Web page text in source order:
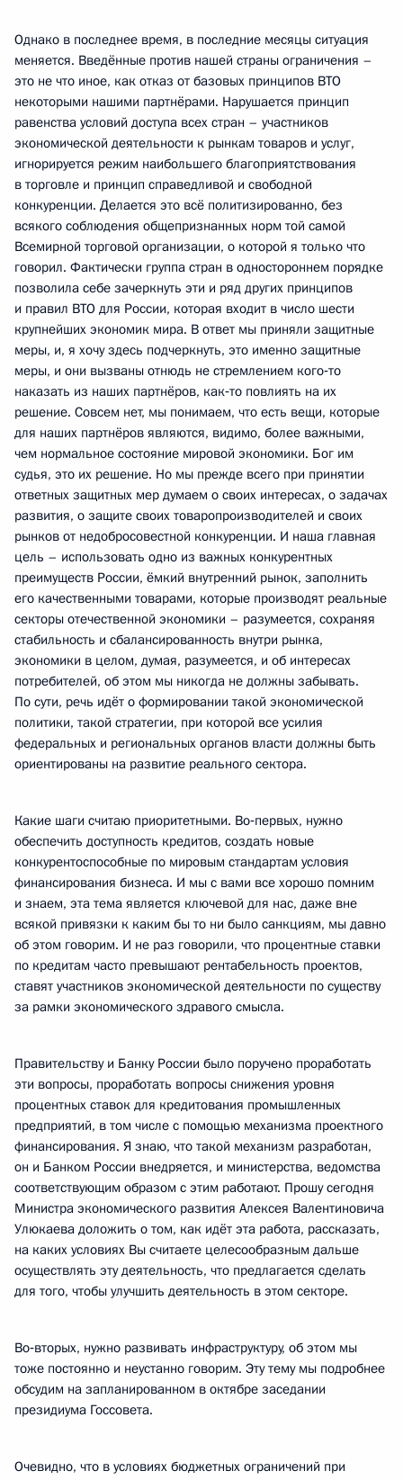
Однако в последнее время, в последние месяцы ситуация
меняется. Введённые против нашей страны ограничения –
это не что иное, как отказ от базовых принципов ВТО
некоторыми нашими партнёрами. Нарушается принцип
равенства условий доступа всех стран – участников
экономической деятельности к рынкам товаров и услуг,
игнорируется режим наибольшего благоприятствования
в торговле и принцип справедливой и свободной
конкуренции. Делается это всё политизированно, без
всякого соблюдения общепризнанных норм той самой
Всемирной торговой организации, о которой я только что
говорил. Фактически группа стран в одностороннем порядке
позволила себе зачеркнуть эти и ряд других принципов
и правил ВТО для России, которая входит в число шести
крупнейших экономик мира. В ответ мы приняли защитные
меры, и, я хочу здесь подчеркнуть, это именно защитные
меры, и они вызваны отнюдь не стремлением кого‑то
наказать из наших партнёров, как‑то повлиять на их
решение. Совсем нет, мы понимаем, что есть вещи, которые
для наших партнёров являются, видимо, более важными,
чем нормальное состояние мировой экономики. Бог им
судья, это их решение. Но мы прежде всего при принятии
ответных защитных мер думаем о своих интересах, о задачах
развития, о защите своих товаропроизводителей и своих
рынков от недобросовестной конкуренции. И наша главная
цель – использовать одно из важных конкурентных
преимуществ России, ёмкий внутренний рынок, заполнить
его качественными товарами, которые производят реальные
секторы отечественной экономики – разумеется, сохраняя
стабильность и сбалансированность внутри рынка,
экономики в целом, думая, разумеется, и об интересах
потребителей, об этом мы никогда не должны забывать.
По сути, речь идёт о формировании такой экономической
политики, такой стратегии, при которой все усилия
федеральных и региональных органов власти должны быть
ориентированы на развитие реального сектора.
Какие шаги считаю приоритетными. Во‑первых, нужно
обеспечить доступность кредитов, создать новые
конкурентоспособные по мировым стандартам условия
финансирования бизнеса. И мы с вами все хорошо помним
и знаем, эта тема является ключевой для нас, даже вне
всякой привязки к каким бы то ни было санкциям, мы давно
об этом говорим. И не раз говорили, что процентные ставки
по кредитам часто превышают рентабельность проектов,
ставят участников экономической деятельности по существу
за рамки экономического здравого смысла.
Правительству и Банку России было поручено проработать
эти вопросы, проработать вопросы снижения уровня
процентных ставок для кредитования промышленных
предприятий, в том числе с помощью механизма проектного
финансирования. Я знаю, что такой механизм разработан,
он и Банком России внедряется, и министерства, ведомства
соответствующим образом с этим работают. Прошу сегодня
Министра экономического развития Алексея Валентиновича
Улюкаева доложить о том, как идёт эта работа, рассказать,
на каких условиях Вы считаете целесообразным дальше
осуществлять эту деятельность, что предлагается сделать
для того, чтобы улучшить деятельность в этом секторе.
Во‑вторых, нужно развивать инфраструктуру, об этом мы
тоже постоянно и неустанно говорим. Эту тему мы подробнее
обсудим на запланированном в октябре заседании
президиума Госсовета.
Очевидно, что в условиях бюджетных ограничений при